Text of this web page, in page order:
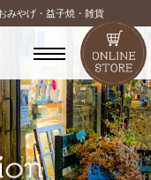
みやげ・益子焼・雑貨